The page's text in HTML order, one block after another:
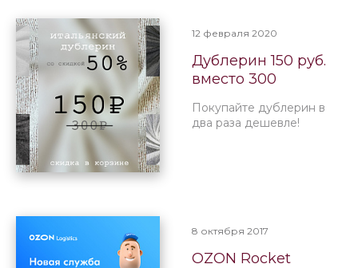
12 февраля 2020
Дублерин 150 руб.
вместо 300
Покупайте дублерин в
два раза дешевле!
8 октября 2017
OZON Rocket